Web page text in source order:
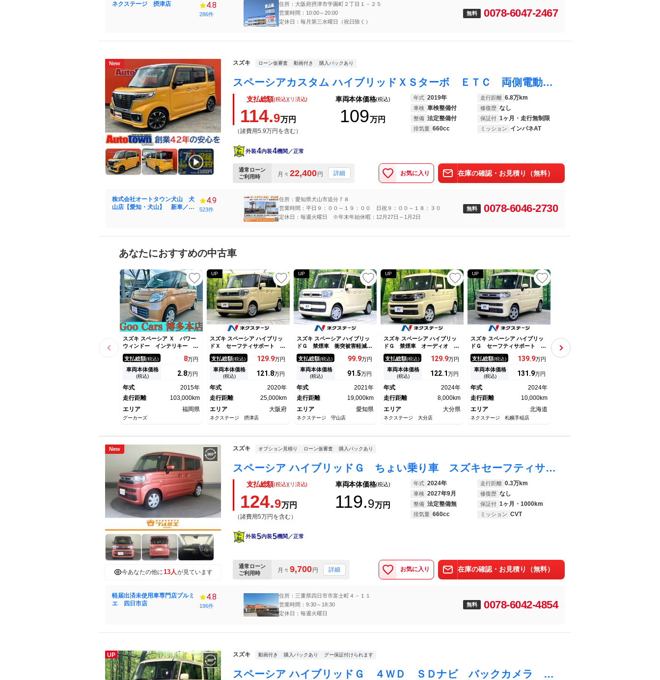
ネクステージ 摂津店 4.8
286件
住所：大阪府摂津市学園町２丁目１－２５
営業時間：10:00～20:00
定休日：毎月第三水曜日（祝日除く）
無料 0078-6047-2467
New スズキ ローン仮審査 動画付き 購入パックあり
スペーシアカスタム ハイブリッドＸＳターボ ＥＴＣ 両側電動スライドドア ナビ ＴＶ クリアランスソナー オートクルーズコントロール レーンアシスト 衝突被害軽減システム オートライト ＬＥＤヘッドランプ スマートキー アイドリングストップ
支払総額(税込)(リ済込)
114.9万円
（諸費用5.9万円を含む）
車両本体価格(税込)
109万円
年式 2019年 走行距離 6.8万km
車検 車検整備付 修復歴 なし
整備 法定整備付 保証付 1ヶ月・走行無制限
排気量 660cc ミッション インパネAT
外装4内装4機関／正常
通常ローン
ご利用時
月々 22,400円 詳細 お気に入り 在庫の確認・お見積り（無料）
株式会社オートタウン犬山 犬
山店【愛知・犬山】 新車／中
4.9
523件
住所：愛知県犬山市追分７８
営業時間：平日９：００～１９：００ 日祝９：００～１８：３０
定休日：毎週火曜日 ※年末年始休暇：12月27日～1月2日
無料 0078-6046-2730
あなたにおすすめの中古車
スズキ スペーシア Ｘ パワー
ウィンドー インテリキー Ｅ
ＳＣ キ－フリ－ 助手席エア
バッグ ＳＤ エアバック 片
側電動両側スライドドア ＡＡ
Ｃ パワーステアリング ＡＢ
ー １セグ
支払総額(税込) 8万円
車両本体価格
(税込) 2.8万円
年式
2015年
走行距離
103,000km
エリア
福岡県
グーカーズ
UP
スズキ スペーシア ハイブリッ
ドＸ セーフティサポート Ｓ
Ｄナビ 両側電動スライドド
ア バックカメラ ＥＴＣ ド
ライブレコーダー シートヒー
ター オートライト オートエ
プ ヘッドライトレベライザ
ー スマートキー
支払総額(税込) 129.9万円
車両本体価格
(税込) 121.8万円
年式
2020年
走行距離
25,000km
エリア
大阪府
ネクステージ 摂津店
UP
スズキ スペーシア ハイブリッ
ドＧ 禁煙車 衝突被害軽減シ
ステム コーナーセンサー ス
マートキー ＥＴＣ 車線逸脱
警報 オートライト オートエ
アコン ドライブレコーダー
スト 電動格納ミラー
支払総額(税込) 99.9万円
車両本体価格
(税込) 91.5万円
年式
2021年
走行距離
19,000km
エリア
愛知県
ネクステージ 守山店
UP
スズキ スペーシア ハイブリッ
ドＧ 禁煙車 オーディオ 衝
突軽減装置 踏み間違い防止装
置 車線逸脱警報 ＬＥＤヘッ
ド スマートキー アイドリン
グストップ オートライト／エ
り防止装置 盗難防止システム
支払総額(税込) 129.9万円
車両本体価格
(税込) 122.1万円
年式
2024年
走行距離
8,000km
エリア
大分県
ネクステージ 大分店
UP
スズキ スペーシア ハイブリッ
ドＧ セーフティサポート 車
線逸脱警報 オートハイビー
ム コーナーセンサー ＬＥＤ
ヘッド オートライト 前席シ
ートヒーター スマートキー
支払総額(税込) 139.9万円
車両本体価格
(税込) 131.9万円
年式
2024年
走行距離
10,000km
エリア
北海道
ネクステージ 札幌手稲店
スズキ スペーシア ハイブリッ
ドＸ 純正ＳＤナビ 全周囲カ
メラ 両側電動ドア 衝突被害
支払総額
New
今あなたの他に 13人 が見ています
スズキ オプション見積り ローン仮審査 購入パックあり
スペーシア ハイブリッドＧ ちょい乗り車 スズキセーフティサポート 両側スライドドア ＬＥＤライト スマートキー オートライト オートエアコン 電動格納ミラー 軽自動車
支払総額(税込)(リ済込)
124.9万円
（諸費用5万円を含む）
車両本体価格(税込)
119.9万円
年式 2024年 走行距離 0.3万km
車検 2027年9月 修復歴 なし
整備 法定整備無 保証付 1ヶ月・1000km
排気量 660cc ミッション CVT
外装5内装5機関／正常
通常ローン
ご利用時
月々 9,700 円 詳細 お気に入り 在庫の確認・お見積り（無料）
軽届出済未使用車専門店プルミ
エ 四日市店
4.8
196件
住所：三重県四日市市富士町４－１１
営業時間：9:30～18:30
定休日：毎週火曜日
無料 0078-6042-4854
UP スズキ 動画付き 購入パックあり グー保証付けられます
スペーシア ハイブリッドＧ ４ＷＤ ＳＤナビ バックカメラ 衝突被害軽減システム 禁煙車 シートヒーター コーナーセンサー スマートキー ＥＴＣ オートライト オートエアコン Ｂｌｕｅｔｏｏｔｈ ＣＤ ＤＶＤ再生 地デジ